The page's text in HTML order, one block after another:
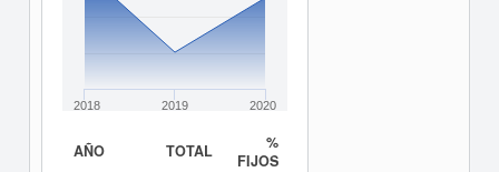
2018 2019 2020
AÑO TOTAL
%
FIJOS